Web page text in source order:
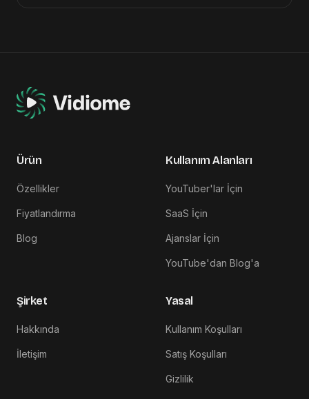
Ürün
Özellikler
Fiyatlandırma
Blog
Kullanım Alanları
YouTuber'lar İçin
SaaS İçin
Ajanslar İçin
YouTube'dan Blog'a
Şirket
Hakkında
İletişim
Yasal
Kullanım Koşulları
Satış Koşulları
Gizlilik